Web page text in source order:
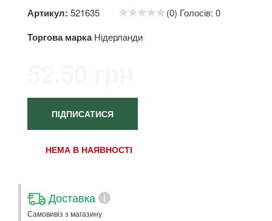
Артикул: 521635 (0) Голосів: 0
Торгова марка Нідерланди
ПІДПИСАТИСЯ
НЕМА В НАЯВНОСТІ
Доставка i
Самовивіз з магазину